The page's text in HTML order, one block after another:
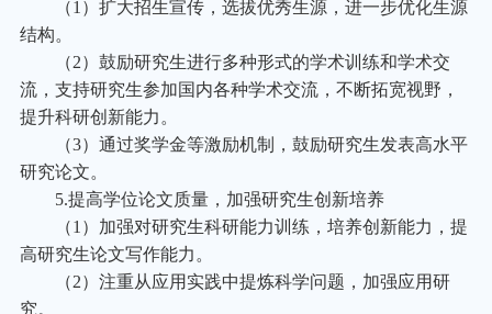
（1）扩大招生宣传，选拔优秀生源，进一步优化生源
结构。
（2）鼓励研究生进行多种形式的学术训练和学术交
流，支持研究生参加国内各种学术交流，不断拓宽视野，
提升科研创新能力。
（3）通过奖学金等激励机制，鼓励研究生发表高水平
研究论文。
5.提高学位论文质量，加强研究生创新培养
（1）加强对研究生科研能力训练，培养创新能力，提
高研究生论文写作能力。
（2）注重从应用实践中提炼科学问题，加强应用研
究。